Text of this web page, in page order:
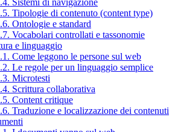
Sistemi di navigazione
Tipologie di contenuto (content type)
Ontologie e standard
Vocabolari controllati e tassonomie
e linguaggio
Come leggono le persone sul web
Le regole per un linguaggio semplice
Microtesti
Scrittura collaborativa
Content critique
Traduzione e localizzazione dei contenuti